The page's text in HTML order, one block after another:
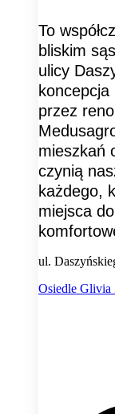
To
bliskim
ulicy
przez
mieszkań
czynią
każdego,
miejsca
ul.
Osiedle Glivia